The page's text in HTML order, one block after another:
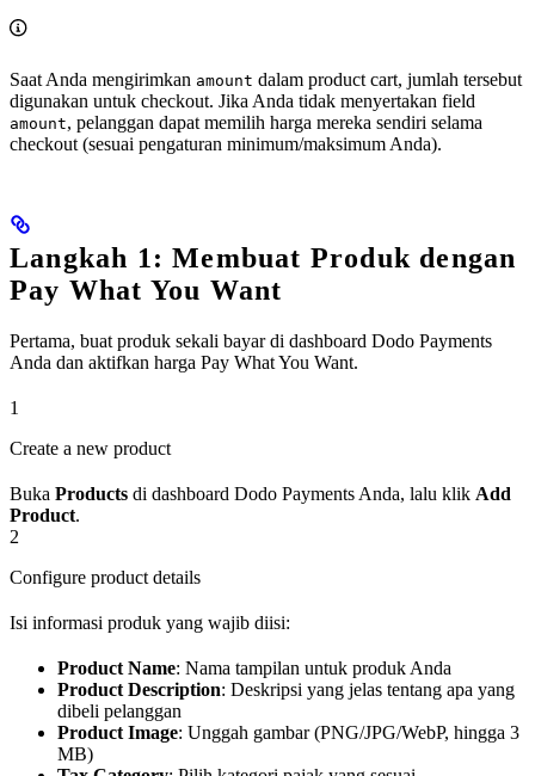
Saat Anda mengirimkan amount dalam product cart, jumlah tersebut
digunakan untuk checkout. Jika Anda tidak menyertakan field
amount, pelanggan dapat memilih harga mereka sendiri selama
checkout (sesuai pengaturan minimum/maksimum Anda).
Langkah 1: Membuat Produk dengan
Pay What You Want
Pertama, buat produk sekali bayar di dashboard Dodo Payments
Anda dan aktifkan harga Pay What You Want.
1
Create a new product
Buka Products di dashboard Dodo Payments Anda, lalu klik Add
Product.
2
Configure product details
Isi informasi produk yang wajib diisi:
Product Name: Nama tampilan untuk produk Anda
Product Description: Deskripsi yang jelas tentang apa yang
dibeli pelanggan
Product Image: Unggah gambar (PNG/JPG/WebP, hingga 3
MB)